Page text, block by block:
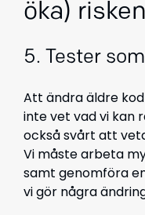
öka) risken
5. Tester
Att ändra äldre
inte vet vad vi kan
också svårt att
Vi måste arbeta
samt genomföra
vi gör några